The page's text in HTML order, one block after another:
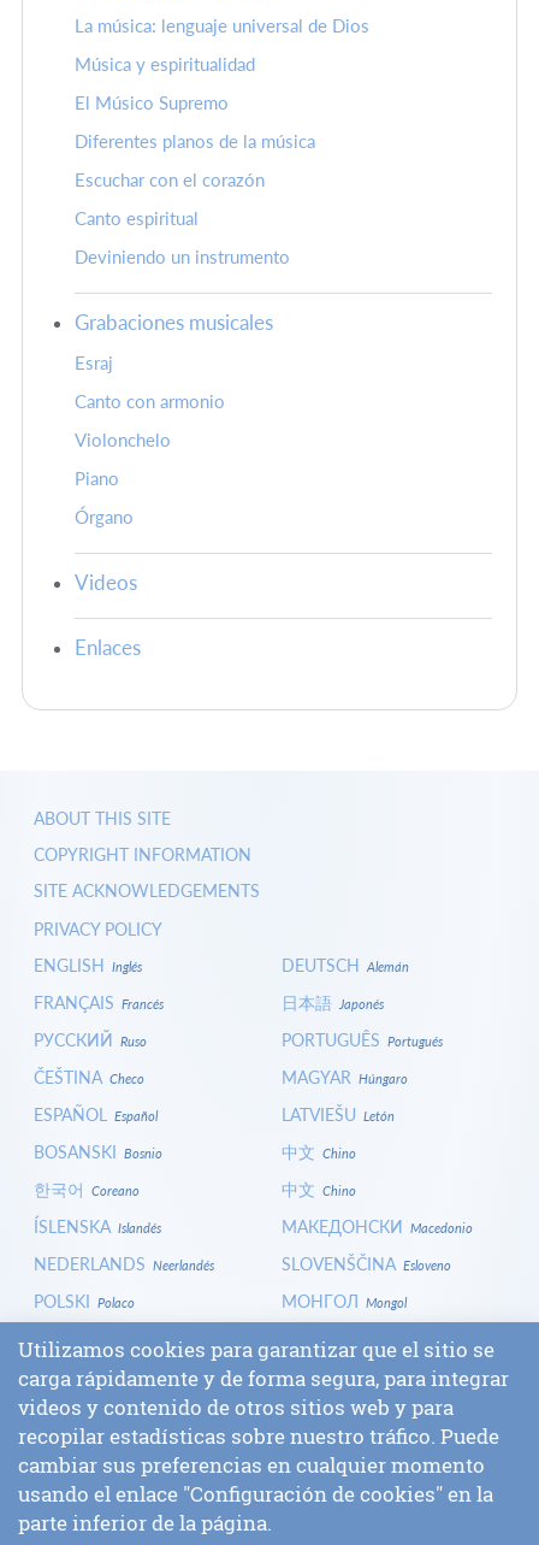
La música: lenguaje universal de Dios
Música y espiritualidad
El Músico Supremo
Diferentes planos de la música
Escuchar con el corazón
Canto espiritual
Deviniendo un instrumento
Grabaciones musicales
Esraj
Canto con armonio
Violonchelo
Piano
Órgano
Videos
Enlaces
ABOUT THIS SITE
COPYRIGHT INFORMATION
SITE ACKNOWLEDGEMENTS
PRIVACY POLICY
ENGLISH Inglés
FRANÇAIS Francés
РУССКИЙ Ruso
ČEŠTINA Checo
ESPAÑOL Español
BOSANSKI Bosnio
한국어 Coreano
ÍSLENSKA Islandés
NEDERLANDS Neerlandés
POLSKI Polaco
HRVATSKI
ITALIANO Italiano
БЪЛГАРСКИBúlgaro
DEUTSCH Alemán
日本語 Japonés
PORTUGUÊS Portugués
MAGYAR Húngaro
LATVIEŠU Letón
中文 Chino
中文 Chino
МАКЕДОНСКИ Macedonio
SLOVENŠČINA Esloveno
МОНГОЛ Mongol
СРПСКИ
বাংলাBengalí
SLOVENČINA Eslovaco
ENTRAR
Utilizamos cookies para garantizar que el sitio se
carga rápidamente y de forma segura, para integrar
videos y contenido de otros sitios web y para
recopilar estadísticas sobre nuestro tráfico. Puede
cambiar sus preferencias en cualquier momento
usando el enlace "Configuración de cookies" en la
parte inferior de la página.